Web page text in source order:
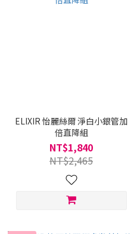
ELIXIR 怡麗絲爾 淨白小銀管加
倍直降組
NT$1,840
NT$2,465